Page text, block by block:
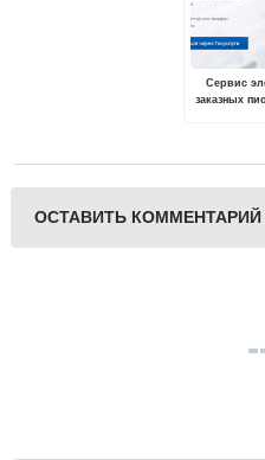
Сервис
заказных
ОСТАВИТЬ КОММЕНТАРИЙ